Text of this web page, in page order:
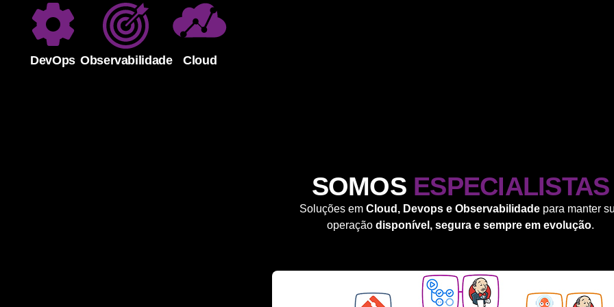
DevOps Observabilidade Cloud
SOMOS ESPECIALISTAS
Soluções em Cloud, Devops e Observabilidade para manter
operação disponível, segura e sempre em evolução.